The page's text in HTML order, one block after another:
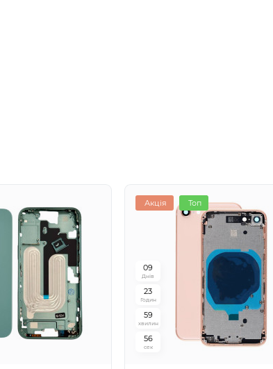
Акція Топ
09
Днів
23
Годин
59
хвилин
55
сек